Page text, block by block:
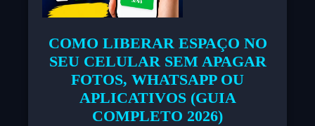
COMO LIBERAR ESPAÇO NO
SEU CELULAR SEM APAGAR
FOTOS, WHATSAPP OU
APLICATIVOS (GUIA
COMPLETO 2026)